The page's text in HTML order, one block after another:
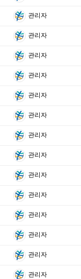
관리자
관리자
관리자
관리자
관리자
관리자
관리자
관리자
관리자
관리자
관리자
관리자
관리자
관리자